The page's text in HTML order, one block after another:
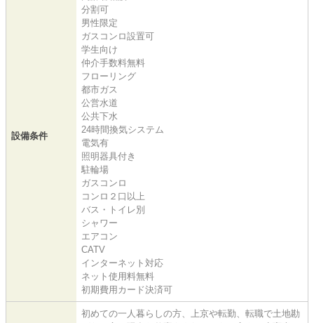
設備条件
分割可
男性限定
ガスコンロ設置可
学生向け
仲介手数料無料
フローリング
都市ガス
公営水道
公共下水
24時間換気システム
電気有
照明器具付き
駐輪場
ガスコンロ
コンロ２口以上
バス・トイレ別
シャワー
エアコン
CATV
インターネット対応
ネット使用料無料
初期費用カード決済可
初めての一人暮らしの方、上京や転勤、転職で土地勘